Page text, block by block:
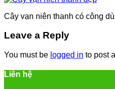
Cây vạn niên thanh có công
Leave a Reply
You must be logged in to post
Liên hệ